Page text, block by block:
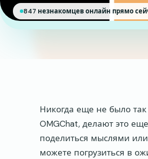
847 незнакомцев онлайн прямо
Никогда еще не было
OMGChat, делают это
поделиться мыслями или
можете погрузиться в